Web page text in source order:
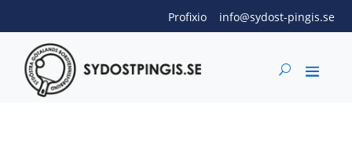
Profixio info@sydost-pingis.se